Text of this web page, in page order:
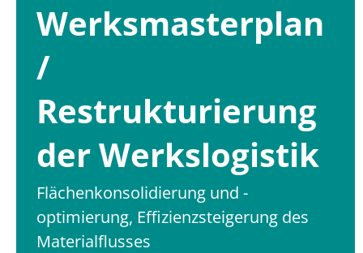
Werksmasterplan
/
Restrukturierung
der Werkslogistik
Flächenkonsolidierung und -
optimierung, Effizienzsteigerung des
Materialflusses